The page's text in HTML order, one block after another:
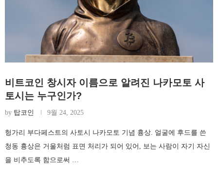
비트코인 창시자 이름으로 알려진 나카모토 사
토시는 누구인가?
by 탑코인 9월 24, 2025
헝가리 부다페스트의 사토시 나카모토 기념 흉상. 얼굴에 후드를 쓴
청동 흉상은 거울처럼 표면 처리가 되어 있어, 보는 사람이 자기 자신
을 비추도록 함으로써 …